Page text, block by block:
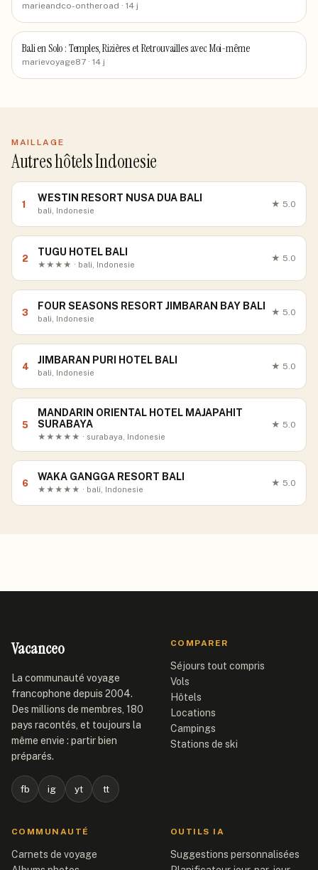
marieandco-ontheroad · 14 j
Bali en Solo : Temples, Rizières et Retrouvailles avec Moi-même
marievoyage87 · 14 j
MAILLAGE
Autres hôtels Indonesie
1
WESTIN RESORT NUSA DUA BALI
bali, Indonesie
★ 5.0
2
TUGU HOTEL BALI
★★★★ · bali, Indonesie
★ 5.0
3
FOUR SEASONS RESORT JIMBARAN BAY BALI
bali, Indonesie
★ 5.0
4
JIMBARAN PURI HOTEL BALI
bali, Indonesie
★ 5.0
5
MANDARIN ORIENTAL HOTEL MAJAPAHIT
SURABAYA
★★★★★ · surabaya, Indonesie
★ 5.0
6
WAKA GANGGA RESORT BALI
★★★★★ · bali, Indonesie
★ 5.0
Vacanceo
La communauté voyage
francophone depuis 2004.
Des millions de membres, 180
pays racontés, et toujours la
même envie : partir bien
préparés.
fb ig yt tt
COMPARER
Séjours tout compris
Vols
Hôtels
Locations
Campings
Stations de ski
COMMUNAUTÉ
Carnets de voyage
OUTILS IA
Suggestions personnalisées